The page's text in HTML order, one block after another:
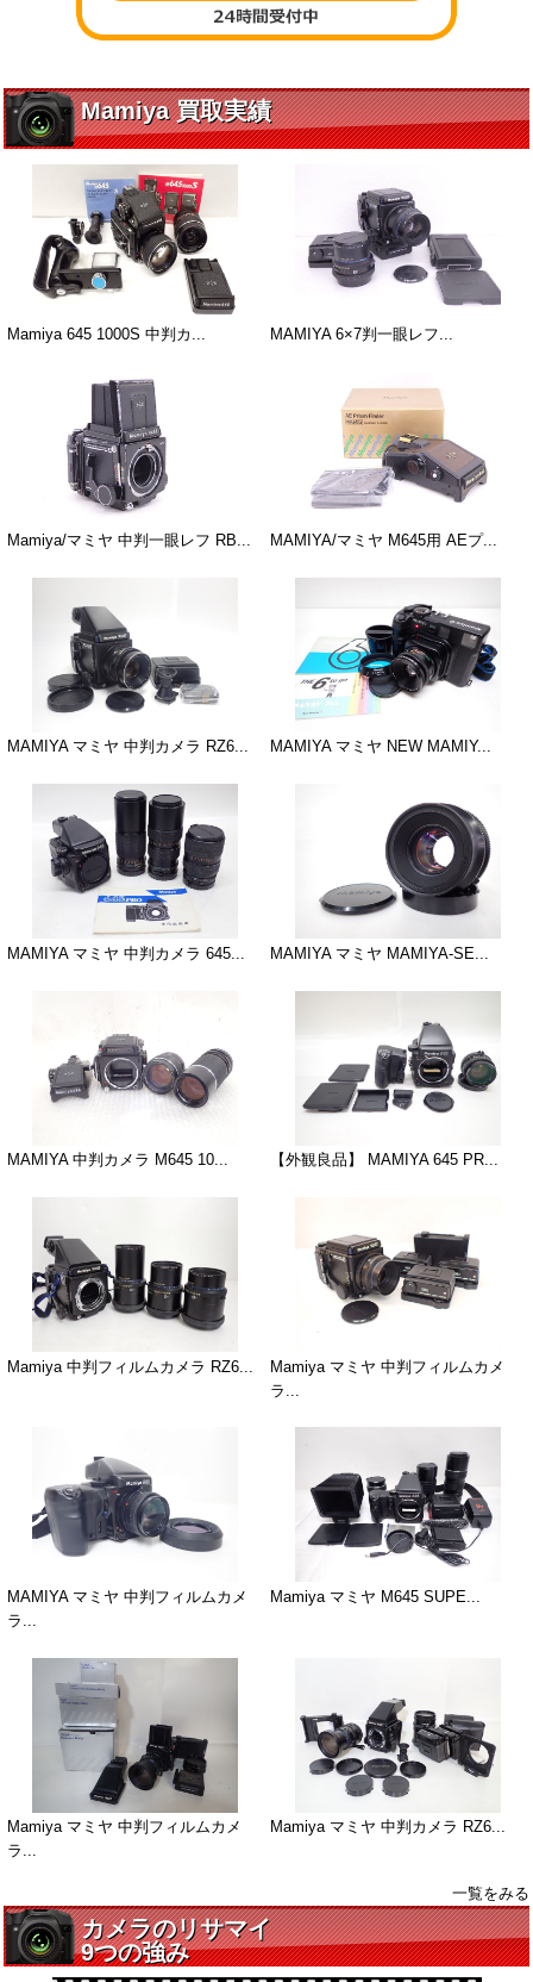
Mamiya 買取実績
Mamiya 645 1000S 中判カ... MAMIYA 6×7判一眼レフ...
Mamiya/マミヤ 中判一眼レフ RB... MAMIYA/マミヤ M645用 AEプ...
MAMIYA マミヤ 中判カメラ RZ6... MAMIYA マミヤ NEW MAMIY...
MAMIYA マミヤ 中判カメラ 645... MAMIYA マミヤ MAMIYA-SE...
MAMIYA 中判カメラ M645 10... 【外観良品】 MAMIYA 645 PR...
Mamiya 中判フィルムカメラ RZ6...
Mamiya マミヤ 中判フィルムカメ
ラ...
MAMIYA マミヤ 中判フィルムカメ
ラ...
Mamiya マミヤ M645 SUPE...
Mamiya マミヤ 中判フィルムカメ
ラ...
Mamiya マミヤ 中判カメラ RZ6...
一覧をみる